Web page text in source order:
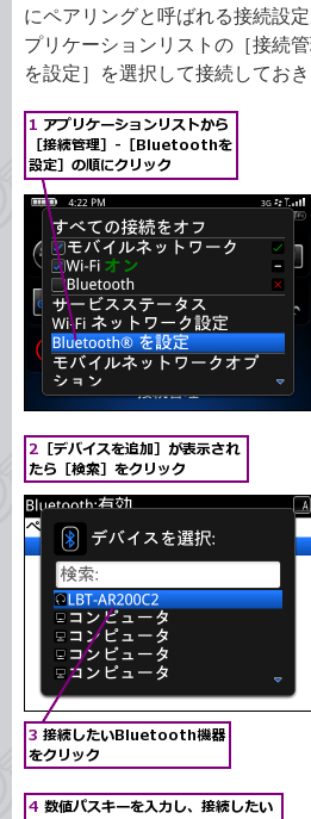
にペアリングと呼ばれる接続設
プリケーションリストの［接続
を設定］を選択して接続しておき